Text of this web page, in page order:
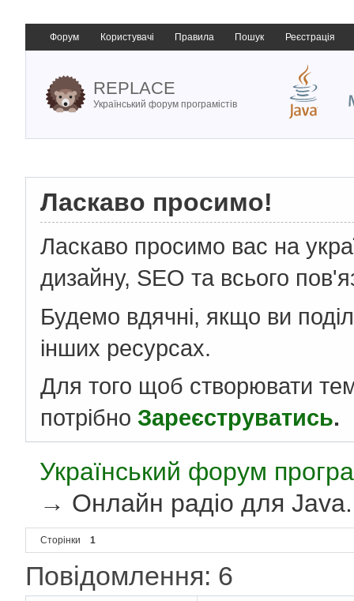
Форум Користувачі Правила Пошук Реєстрація
REPLACE
Український форум програмістів
Ласкаво просимо!
Ласкаво просимо вас на
дизайну, SEO та всього
Будемо вдячні, якщо ви
інших ресурсах.
Для того щоб створювати
потрібно Зареєструватись.
Український форум
→ Онлайн радіо для Java.
Сторінки 1
Повідомлення: 6